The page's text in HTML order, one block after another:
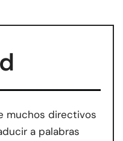
muchos directivos
a palabras